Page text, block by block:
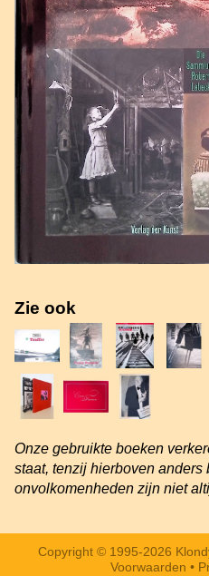
Zie ook
Onze gebruikte boeken
staat, tenzij hierboven anders
onvolkomenheden zijn niet
Copyright © 1995-2026
Voorwaarden •